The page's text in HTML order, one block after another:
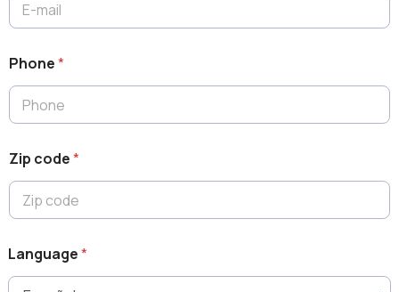
Phone*
Zip code*
Language*